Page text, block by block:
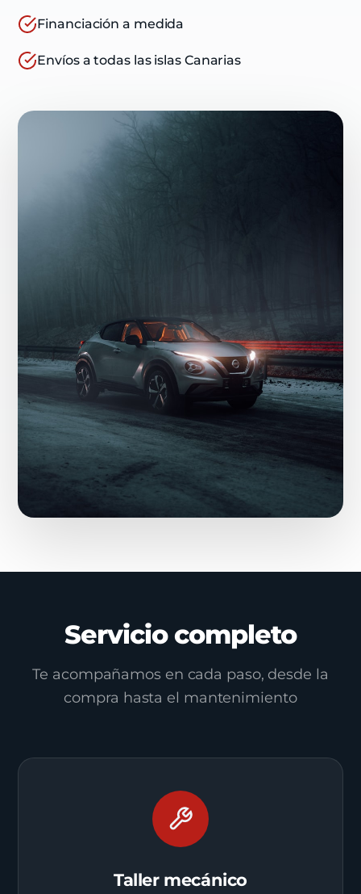
Financiación a medida
Envíos a todas las islas Canarias
Servicio completo
Te acompañamos en cada paso, desde la
compra hasta el mantenimiento
Taller mecánico